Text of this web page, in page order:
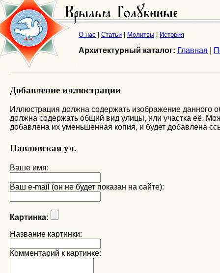
О нас Статьи Молитвы История
Архитектурный каталог: Главная
Добавление иллюстрации
Иллюстрация должна содержать изображение данного
должна содержать общий вид улицы, или участка её.
добавлена их уменьшенная копия, и будет добавлена
Павловская ул.
Ваше имя:
Ваш e-mail (он не будет показан на сайте):
Картинка:
Название картинки:
Комментарий к картинке: